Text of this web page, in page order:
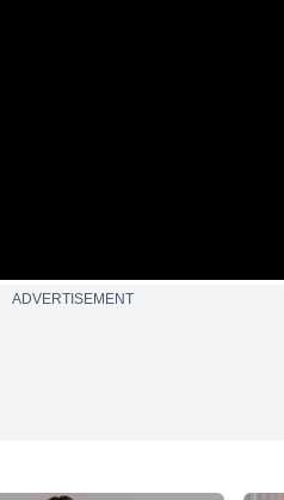
ADVERTISEMENT